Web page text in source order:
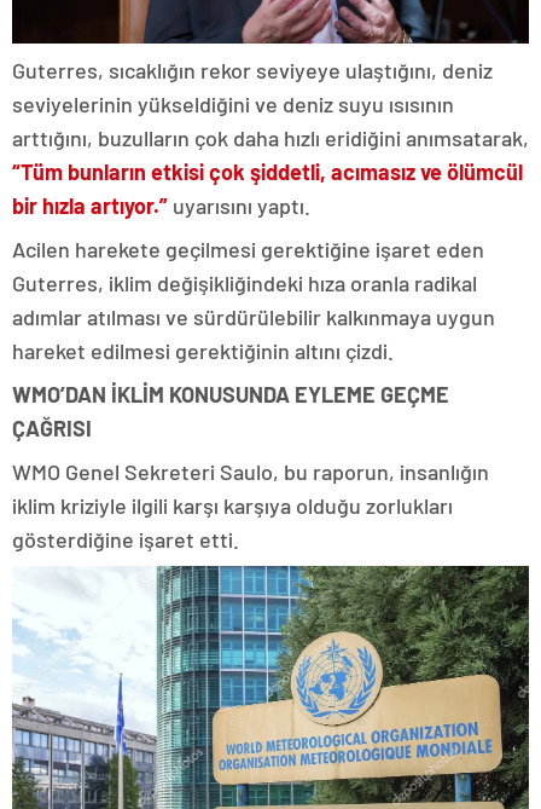
Guterres, sıcaklığın rekor seviyeye ulaştığını, deniz
seviyelerinin yükseldiğini ve deniz suyu ısısının
arttığını, buzulların çok daha hızlı eridiğini anımsatarak,
“Tüm bunların etkisi çok şiddetli, acımasız ve ölümcül
bir hızla artıyor.” uyarısını yaptı.
Acilen harekete geçilmesi gerektiğine işaret eden
Guterres, iklim değişikliğindeki hıza oranla radikal
adımlar atılması ve sürdürülebilir kalkınmaya uygun
hareket edilmesi gerektiğinin altını çizdi.
WMO’DAN İKLİM KONUSUNDA EYLEME GEÇME
ÇAĞRISI
WMO Genel Sekreteri Saulo, bu raporun, insanlığın
iklim kriziyle ilgili karşı karşıya olduğu zorlukları
gösterdiğine işaret etti.